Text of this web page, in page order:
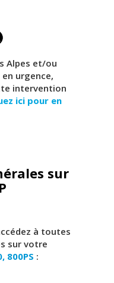
Alpes et/ou
urgence,
intervention
ici pour en
sur
à toutes
sur votre
800PS :